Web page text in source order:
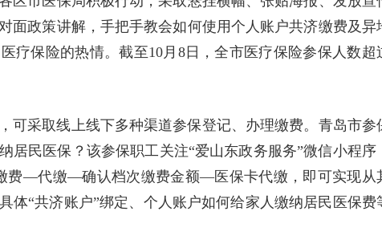
面政策讲解，手把手教会如何使用个人账户共济缴费及异
疗保险的热情。截至10月8日，全市医疗保险参保人数超
可采取线上线下多种渠道参保登记、办理缴费。青岛市参
居民医保？该参保职工关注“爱山东政务服务”微信小程序
费—代缴—确认档次缴费金额—医保卡代缴，即可实现从
体“共济账户”绑定、个人账户如何给家人缴纳居民医保费